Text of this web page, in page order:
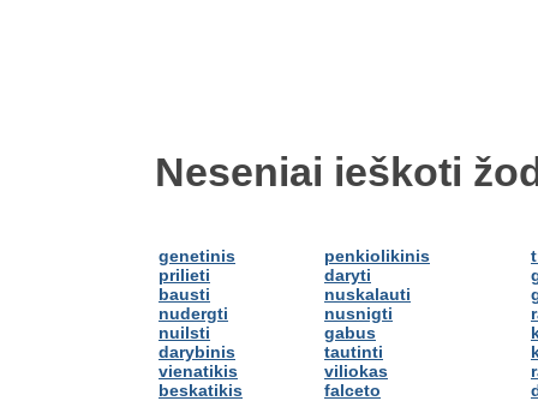
Neseniai ieškoti
genetinis
prilieti
bausti
nudergti
nuilsti
darybinis
vienatikis
beskatikis
penkiolikinis
daryti
nuskalauti
nusnigti
gabus
tautinti
viliokas
falceto